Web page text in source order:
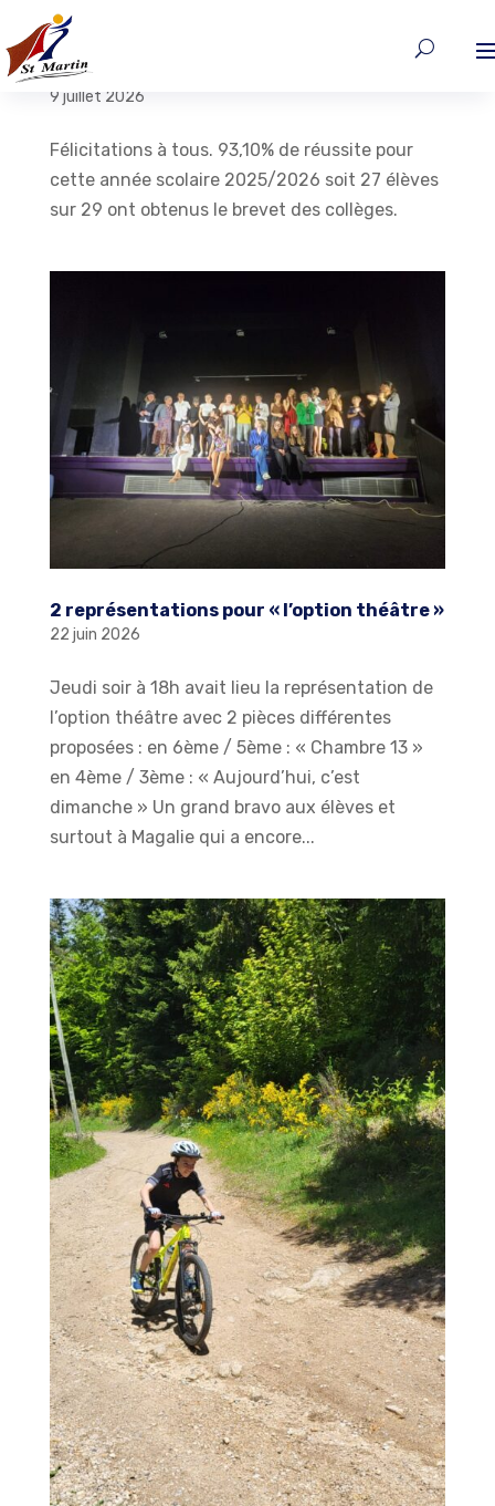
Résultats du brevet des collèges 2026
9 juillet 2026
Félicitations à tous. 93,10% de réussite pour
cette année scolaire 2025/2026 soit 27 élèves
sur 29 ont obtenus le brevet des collèges.
2 représentations pour « l’option théâtre »
22 juin 2026
Jeudi soir à 18h avait lieu la représentation de
l’option théâtre avec 2 pièces différentes
proposées : en 6ème / 5ème : « Chambre 13 »
en 4ème / 3ème : « Aujourd’hui, c’est
dimanche » Un grand bravo aux élèves et
surtout à Magalie qui a encore...